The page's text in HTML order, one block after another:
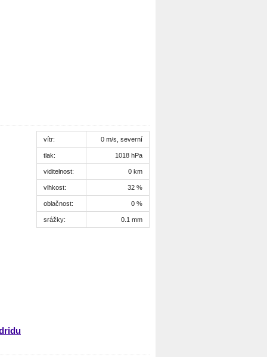
vítr: 0 m/s, severní
tlak: 1018 hPa
viditelnost: 0 km
vlhkost: 32 %
oblačnost: 0 %
srážky: 0.1 mm